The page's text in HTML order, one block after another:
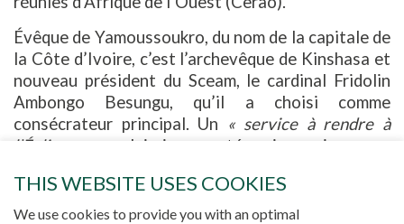
Évêque de Yamoussoukro, du nom de la capitale de
la Côte d’Ivoire, c’est l’archevêque de Kinshasa et
nouveau président du Sceam, le cardinal Fridolin
Ambongo Besungu, qu’il a choisi comme
consécrateur principal. Un « service à rendre à
l’Église »
que celui-ci a accepté, mais aussi, assure-
remercier pour tous les services rendus à l’Église
d’Afrique. »
THIS WEBSITE USES COOKIES
We use cookies to provide you with an optimal